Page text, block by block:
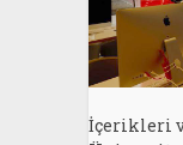
İçerikleri